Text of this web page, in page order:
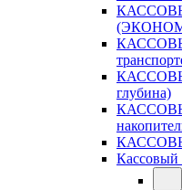
глубина)
Кассовый